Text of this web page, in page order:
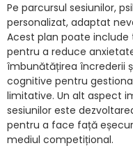
Pe parcursul sesiunilor,
personalizat, adaptat
Acest plan poate include
pentru a reduce
îmbunătățirea încrederii
cognitive pentru
limitative. Un alt aspect
sesiunilor este
pentru a face față
mediul competițional.